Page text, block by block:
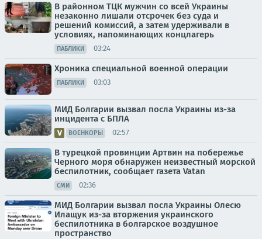
В районном ТЦК мужчин со всей Украины
незаконно лишали отсрочек без суда и
решений комиссий, а затем удерживали в
условиях, напоминающих концлагерь
ПАБЛИКИ 03:24
Хроника специальной военной операции
ПАБЛИКИ 03:03
МИД Болгарии вызвал посла Украины из-за
инцидента с БПЛА
ВОЕНКОРЫ 02:57
В турецкой провинции Артвин на побережье
Черного моря обнаружен неизвестный морской
беспилотник, сообщает газета Vatan
СМИ 02:36
МИД Болгарии вызвал посла Украины Олесю
Илащук из-за вторжения украинского
беспилотника в болгарское воздушное
пространство